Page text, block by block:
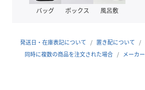
アクセントになっています。
により、足元の収まりも良く、サンダル
プスまで幅広く合わせていただけます。
バッグ ボックス 風呂敷
発送日・在庫表記について 置き配について
同時に複数の商品を注文された場合
メーカ